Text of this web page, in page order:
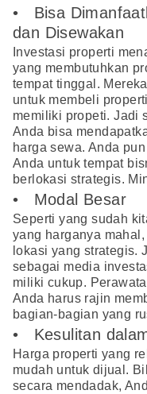
• Bisa
dan Disewakan
Investasi properti
yang membutuhkan
tempat tinggal.
untuk membeli
memiliki propeti. Jadi
Anda bisa
harga sewa. Anda
Anda untuk tempat
berlokasi strategis.
• Modal Besar
Seperti yang sudah
yang harganya
lokasi yang strategis.
sebagai media
miliki cukup.
Anda harus rajin
bagian-bagian yang
• Kesulitan
Harga properti yang
mudah untuk dijual.
secara mendadak,